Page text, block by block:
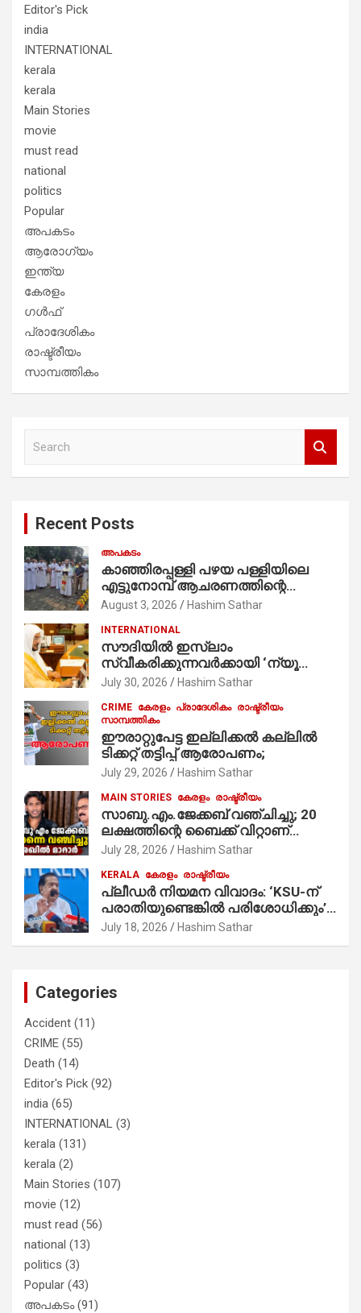
Editor's Pick
india
INTERNATIONAL
kerala
kerala
Main Stories
movie
must read
national
politics
Popular
അപകടം
ആരോഗ്യം
ഇന്ത്യ
കേരളം
ഗൾഫ്
പ്രാദേശികം
രാഷ്ട്രീയം
സാമ്പത്തികം
Recent Posts
അപകടം
കാഞ്ഞിരപ്പള്ളി പഴയ പള്ളിയിലെ
എട്ടുനോമ്പ് ആചരണത്തിന്റെ
ഭാഗമായുള്ള പന്തലിന്റെ കാൽനാട്ട്
കുര്യൻ താമരശ്ശേരി
നിർവഹിക്കുന്നു.
August 3, 2026 Hashim Sathar
INTERNATIONAL
സൗദിയില്‍ ഇസ്‌ലാം
സ്വീകരിക്കുന്നവര്‍ക്കായി ‘ന്യൂ
മുസ്ലിം’ ഡിജിറ്റല്‍ കാര്‍ഡ് സേവനം
July 30, 2026 Hashim Sathar
CRIME കേരളം പ്രാദേശികം രാഷ്ട്രീയം
സാമ്പത്തികം
ഈരാറ്റുപേട്ട ഇല്ലിക്കൽ കല്ലിൽ
ടിക്കറ്റ് തട്ടിപ്പ് ആരോപണം;
July 29, 2026 Hashim Sathar
MAIN STORIES കേരളം രാഷ്ട്രീയം
സാബു.എം.ജേക്കബ് വഞ്ചിച്ചു; 20
ലക്ഷത്തിന്റെ ബൈക്ക് വിറ്റാണ്
തൃക്കാക്കരയില്‍ മത്സരിച്ചത്!
മാത്രമാണ് ഉണ്ടായിരുന്നത്;
സാബുവിന്റേത് വ്യക്തിപരമായ
നേട്ടത്തിനുള്ള പാര്‍ട്ടി; ഇപ്പോള്‍
ഫോണ്‍ വിളിച്ചാല്‍ എടുക്കില്ല;
തിരഞ്ഞെടുപ്പിലെ ദുരനുഭവങ്ങള്‍
July 28, 2026 Hashim Sathar
KERALA കേരളം രാഷ്ട്രീയം
പ്ലീഡർ നിയമന വിവാദം: ‘KSU-ന്
പരാതിയുണ്ടെങ്കിൽ പരിശോധിക്കും’;
രമേശ് ചെന്നിത്തല
July 18, 2026 Hashim Sathar
Categories
Accident (11)
CRIME (55)
Death (14)
Editor's Pick (92)
india (65)
INTERNATIONAL (3)
kerala (131)
kerala (2)
Main Stories (107)
movie (12)
must read (56)
national (13)
politics (3)
Popular (43)
അപകടം(91)